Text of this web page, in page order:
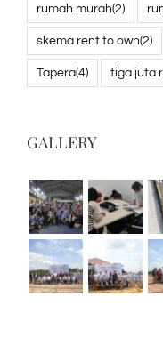
rumah murah(2)
skema rent to own(2)
Tapera(4) tiga juta
GALLERY